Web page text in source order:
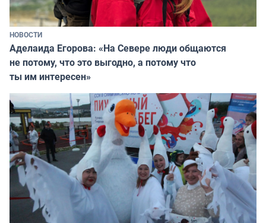
НОВОСТИ
Аделаида Егорова: «На Севере люди общаются
не потому, что это выгодно, а потому что
ты им интересен»